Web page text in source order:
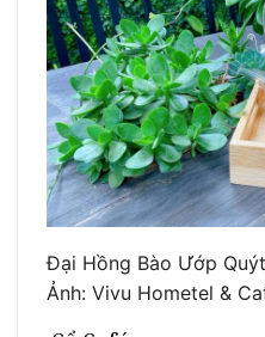
Đại Hồng Bào Ướp
Ảnh: Vivu Hometel &